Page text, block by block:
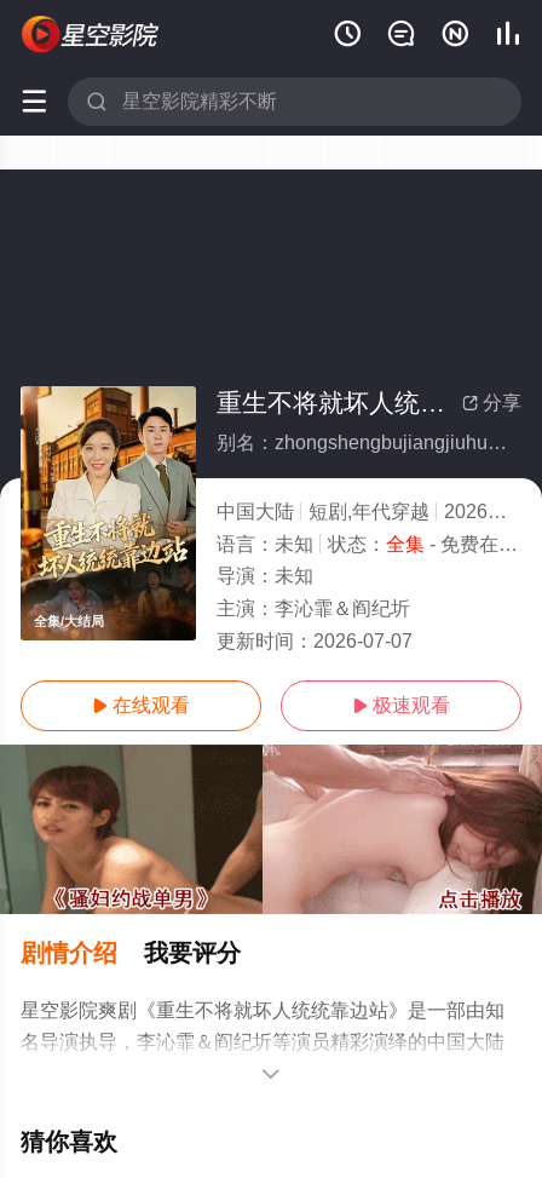
   
 
全集/大结局
 分享
重生不将就坏人统统靠边站(全集)
别名：zhongshengbujiangjiuhuairentongtongkaobianzhan
中国大陆 短剧,年代穿越 2026
2.0
语言： 未知 状态： 全集- 免费在线观看
导演： 未知
主演： 李沁霏＆阎纪圻
更新时间： 2026-07-07
 在线观看  极速观看
剧情介绍 我要评分
星空影院爽剧《重生不将就坏人统统靠边站》是一部由知
名导演执导，李沁霏＆阎纪圻等演员精彩演绎的中国大陆
电视剧，大结局剧情已揭晓（全集），免费观看高清未删
至豆瓣电视剧、电视猫或剧情网等平台了解。

猜你喜欢